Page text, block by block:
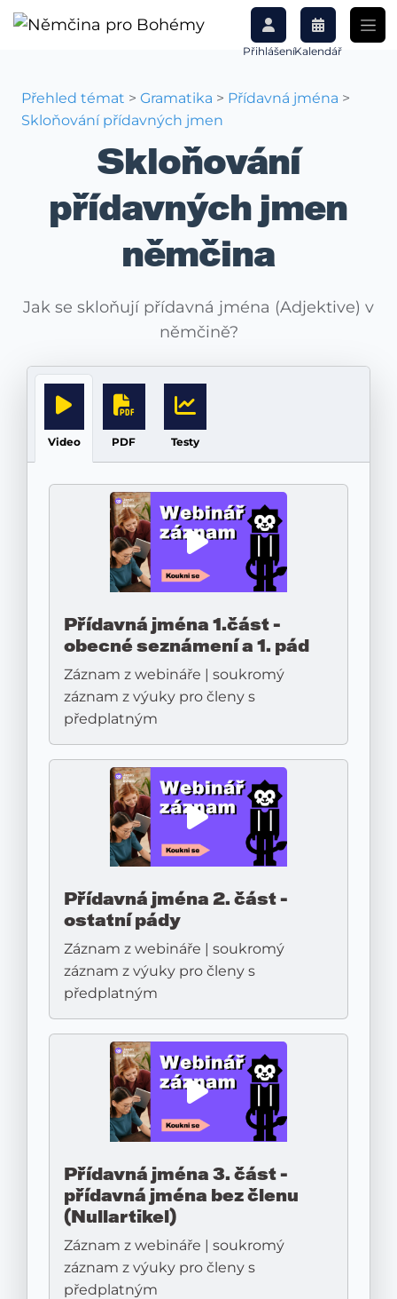
PřihlášeníKalendář
Přehled témat > Gramatika > Přídavná jména >
Skloňování přídavných jmen
Skloňování
přídavných jmen
němčina
Jak se skloňují přídavná jména (Adjektive) v
němčině?
Video PDF Testy
Přídavná jména 1.část -
obecné seznámení a 1. pád
Záznam z webináře | soukromý
záznam z výuky pro členy s
předplatným
Přídavná jména 2. část -
ostatní pády
Záznam z webináře | soukromý
záznam z výuky pro členy s
předplatným
Přídavná jména 3. část -
přídavná jména bez členu
(Nullartikel)
Záznam z webináře | soukromý
záznam z výuky pro členy s
předplatným